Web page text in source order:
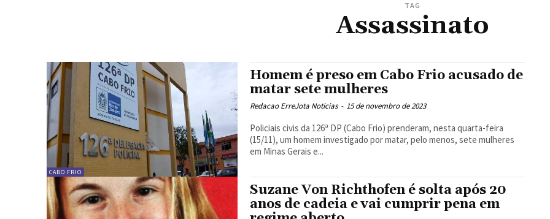
TAG
Assassinato
CABO FRIO
Homem é preso em Cabo Frio acusado de
matar sete mulheres
Redacao ErreJota Noticias - 15 de novembro de 2023
Policiais civis da 126ª DP (Cabo Frio) prenderam, nesta quarta-feira
(15/11), um homem investigado por matar, pelo menos, sete mulheres
em Minas Gerais e...
Suzane Von Richthofen é solta após 20
anos de cadeia e vai cumprir pena em